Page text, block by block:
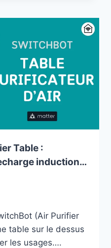
Table :
induction…
(Air Purifier
table sur le dessus
les usages….